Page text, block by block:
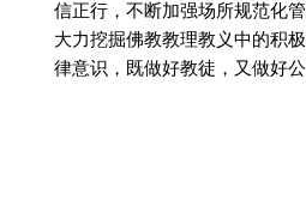
信正行，不断加强场所规范化
大力挖掘佛教教理教义中的积
律意识，既做好教徒，又做好